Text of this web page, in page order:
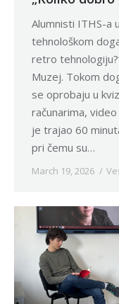
tehnologiju?“
Alumnisti ITHS-a
tehnološkom
retro
Muzej. Tokom
se oprobaju u
računarima,
je trajao 60
pri čemu su…
March 19, 2026